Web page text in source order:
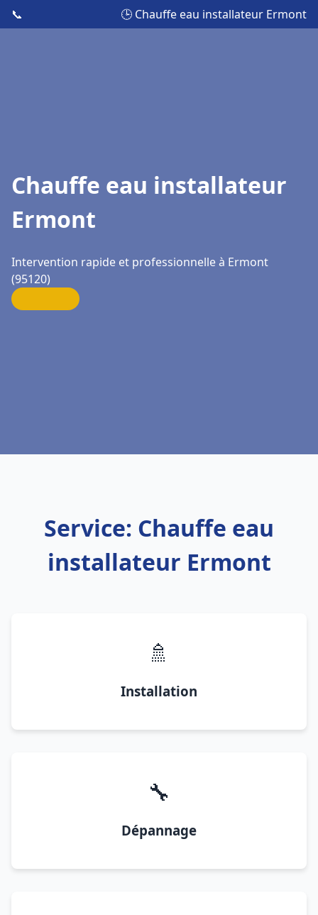
📞 🕒 Chauffe eau installateur Ermont
Chauffe eau installateur
Ermont
Intervention rapide et professionnelle à Ermont
(95120)
Service: Chauffe eau
installateur Ermont
🚿
Installation
🔧
Dépannage